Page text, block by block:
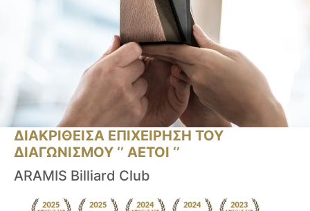
ΔΙΑΚΡΙΘΕΙΣΑ ΕΠΙΧΕΙΡΗΣΗ ΤΟΥ
ΔΙΑΓΩΝΙΣΜΟΥ ‘’ ΑΕΤΟΙ ‘’
ARAMIS Billiard Club